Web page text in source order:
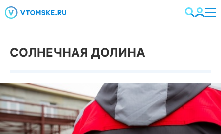
СОЛНЕЧНАЯ ДОЛИНА